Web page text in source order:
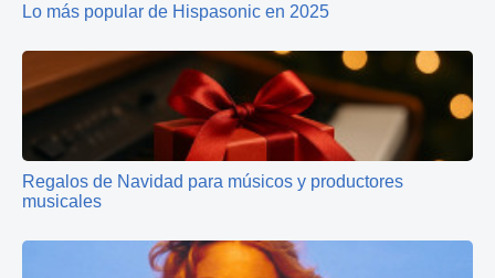
Lo más popular de Hispasonic en 2025
Regalos de Navidad para músicos y productores
musicales